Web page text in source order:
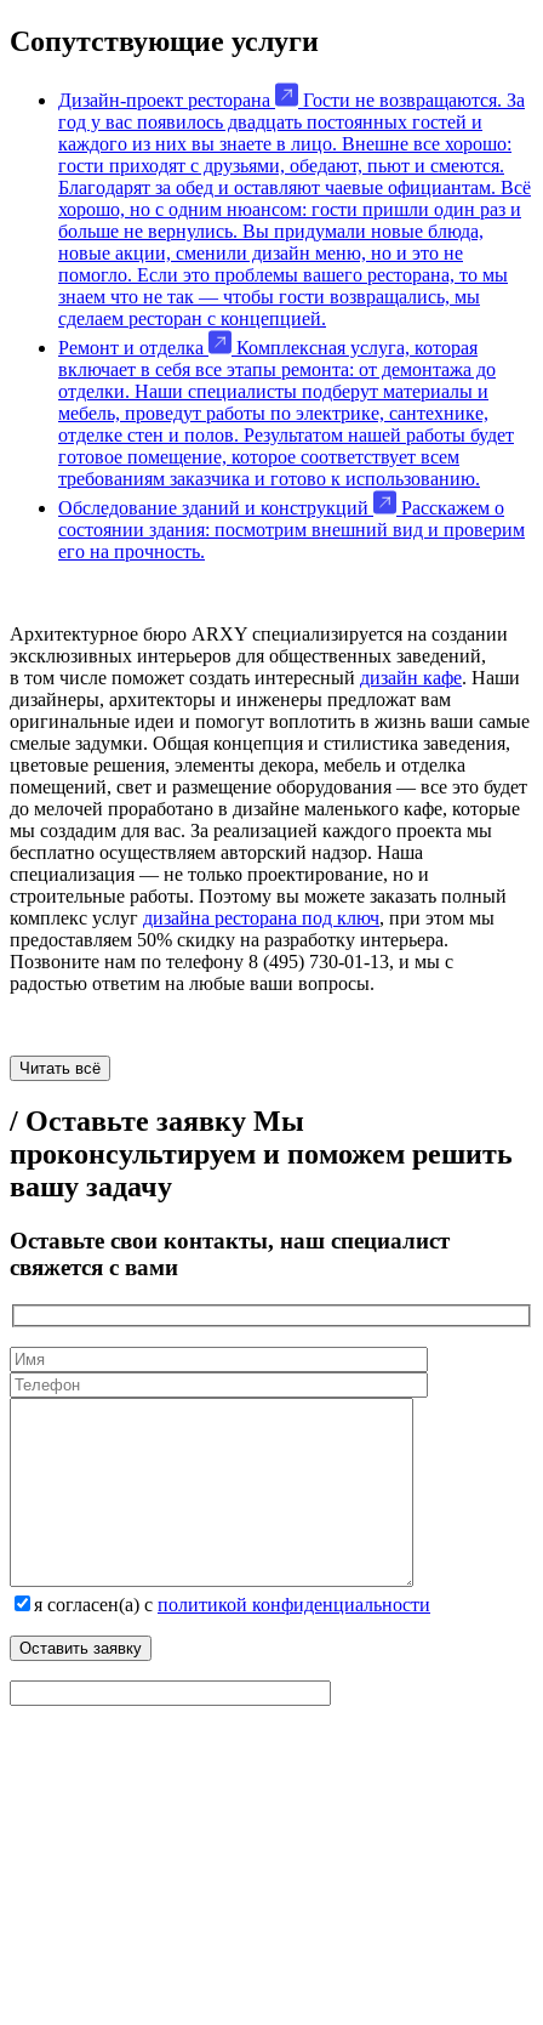
Сопутствующие услуги
Дизайн-проект ресторана
Гости не возвращаются. За
год у вас появилось двадцать постоянных гостей и
каждого из них вы знаете в лицо. Внешне все хорошо:
гости приходят с друзьями, обедают, пьют и смеются.
Благодарят за обед и оставляют чаевые официантам. Всё
хорошо, но с одним нюансом: гости пришли один раз и
больше не вернулись. Вы придумали новые блюда,
новые акции, сменили дизайн меню, но и это не
помогло. Если это проблемы вашего ресторана, то мы
знаем что не так — чтобы гости возвращались, мы
сделаем ресторан с концепцией.
Ремонт и отделка
Комплексная услуга, которая
включает в себя все этапы ремонта: от демонтажа до
отделки. Наши специалисты подберут материалы и
мебель, проведут работы по электрике, сантехнике,
отделке стен и полов. Результатом нашей работы будет
готовое помещение, которое соответствует всем
требованиям заказчика и готово к использованию.
Обследование зданий и конструкций
Расскажем о
состоянии здания: посмотрим внешний вид и проверим
его на прочность.
Архитектурное бюро ARXY специализируется на создании
эксклюзивных интерьеров для общественных заведений,
в том числе поможет создать интересный дизайн кафе. Наши
дизайнеры, архитекторы и инженеры предложат вам
оригинальные идеи и помогут воплотить в жизнь ваши самые
смелые задумки. Общая концепция и стилистика заведения,
цветовые решения, элементы декора, мебель и отделка
помещений, свет и размещение оборудования — все это будет
до мелочей проработано в дизайне маленького кафе, которые
мы создадим для вас. За реализацией каждого проекта мы
бесплатно осуществляем авторский надзор. Наша
специализация — не только проектирование, но и
строительные работы. Поэтому вы можете заказать полный
комплекс услуг дизайна ресторана под ключ, при этом мы
предоставляем 50% скидку на разработку интерьера.
Позвоните нам по телефону 8 (495) 730-01-13, и мы с
радостью ответим на любые ваши вопросы.
Читать всё
/ Оставьте заявку Мы
проконсультируем и поможем решить
вашу задачу
Оставьте свои контакты, наш специалист
свяжется с вами
я согласен(а) с политикой конфиденциальности